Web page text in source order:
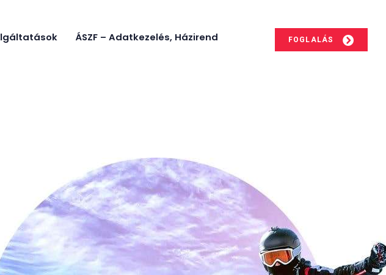
ÁSZF – Adatkezelés, Házirend FOGLALÁS